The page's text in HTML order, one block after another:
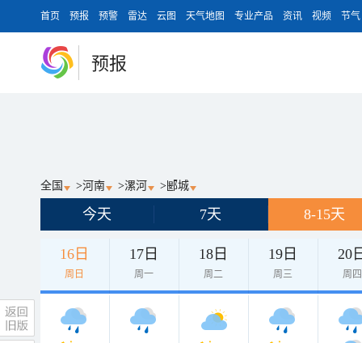
首页 预报 预警 雷达 云图 天气地图 专业产品 资讯 视频 节气
预报
全国 >河南 >漯河 > 郾城
今天 7天 8-15天
16日
周日
17日
周一
18日
周二
19日
周三
20
周四